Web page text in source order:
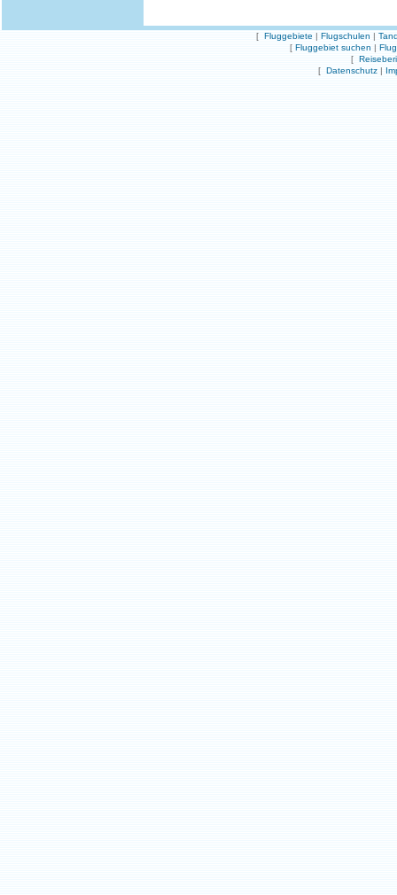
[ Fluggebiete | Flugschulen |
[ Fluggebiet suchen |
[
[ Datenschutz |